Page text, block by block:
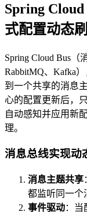
Spring
式配置动态
Spring Cloud Bus
RabbitMQ、Kafka
到一个共享的消息
心的配置更新后，
自动感知并应用新
理。
消息总线实现动
消息主题共享
都监听同一个
事件驱动：当